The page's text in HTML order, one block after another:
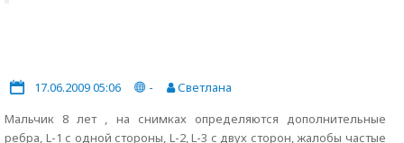
17.06.2009 05:06 -
Светлана
Мальчик 8 лет , на снимках определяются дополнительные
ребра, L-1 с одной стороны, L-2, L-3 с двух сторон, жалобы частые